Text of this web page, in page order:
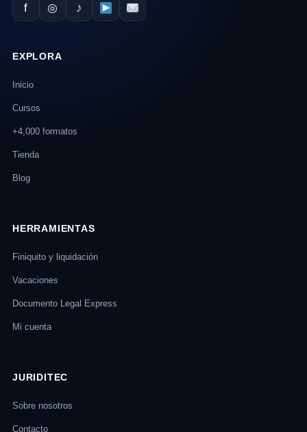
f ◎ ♪
EXPLORA
Inicio
Cursos
+4,000 formatos
Tienda
Blog
HERRAMIENTAS
Finiquito y liquidación
Vacaciones
Documento Legal Express
Mi cuenta
JURIDITEC
Sobre nosotros
Contacto